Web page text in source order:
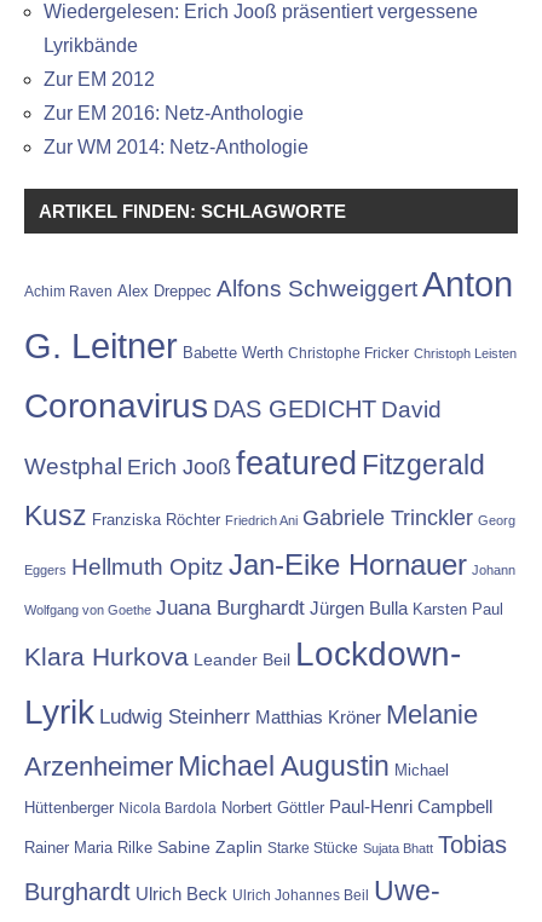
Wiedergelesen: Erich Jooß präsentiert vergessene
Lyrikbände
Zur EM 2012
Zur EM 2016: Netz-Anthologie
Zur WM 2014: Netz-Anthologie
ARTIKEL FINDEN: SCHLAGWORTE
Achim Raven Alex Dreppec Alfons SchweiggertAnton
G. Leitner Babette Werth Christophe Fricker Christoph Leisten
Coronavirus DAS GEDICHT David
Westphal Erich Jooß featured Fitzgerald
Kusz Franziska Röchter Friedrich Ani Gabriele Trinckler Georg
Eggers Hellmuth Opitz Jan-Eike Hornauer Johann
Wolfgang von Goethe Juana Burghardt Jürgen Bulla Karsten Paul
Klara Hurkova Leander Beil Lockdown-
Lyrik Ludwig Steinherr Matthias Kröner Melanie
Arzenheimer Michael Augustin Michael
Hüttenberger Nicola Bardola Norbert Göttler Paul-Henri Campbell
Rainer Maria Rilke Sabine Zaplin Starke Stücke Sujata Bhatt Tobias
Burghardt Ulrich Beck Ulrich Johannes Beil
Uwe-